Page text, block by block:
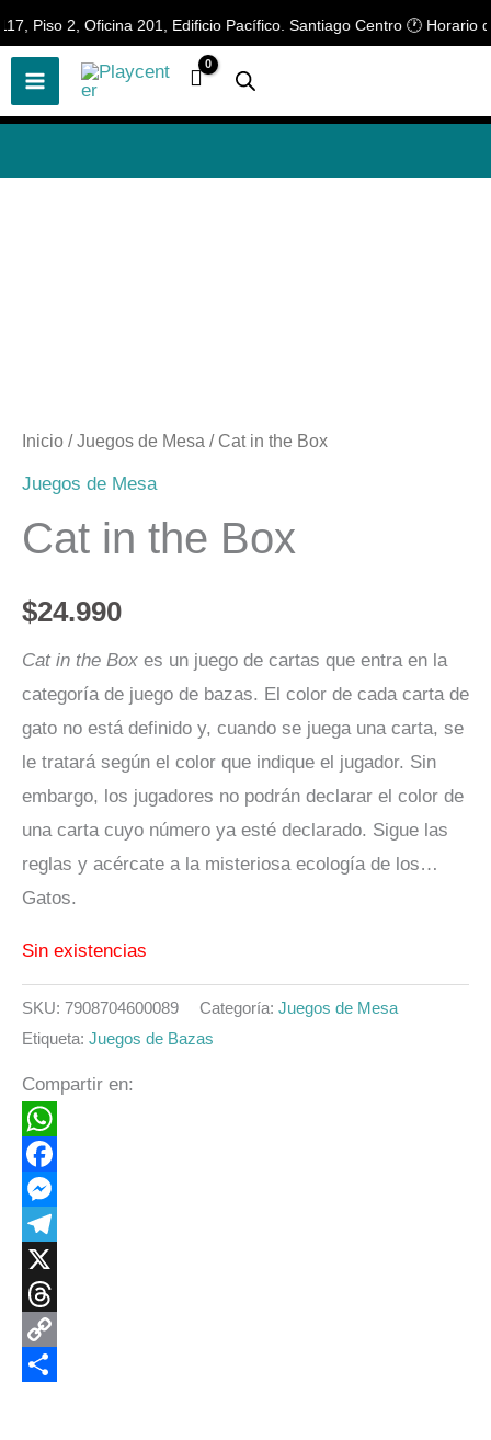
Piso 2, Oficina 201, Edificio Pacífico. Santiago Centro 🕐 Horario de
Ir
al
contenido
Inicio /Juegos de Mesa / Cat in the Box
Juegos de Mesa
Cat in the Box
$24.990
Cat in the Box es un juego de cartas que entra en la
categoría de juego de bazas. El color de cada carta de
gato no está definido y, cuando se juega una carta, se
le tratará según el color que indique el jugador. Sin
embargo, los jugadores no podrán declarar el color de
una carta cuyo número ya esté declarado. Sigue las
reglas y acércate a la misteriosa ecología de los…
Gatos.
Sin existencias
SKU: 7908704600089 Categoría: Juegos de Mesa
Etiqueta: Juegos de Bazas
Compartir en:
WhatsApp
Facebook
Messenger
Telegram
X
Threads
Copy
🎲¡Descubre nuestras increíbles
ofertas!🎲
📢 ¡OFERTAS! 🔥